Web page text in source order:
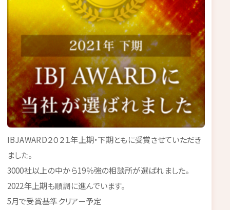
IBJAWARD２０２１年上期・下期ともに受賞させていただき
ました。
3000社以上の中から19％強の相談所が選ばれました。
2022年上期も順調に進んでいます。
5月で受賞基準クリアー予定